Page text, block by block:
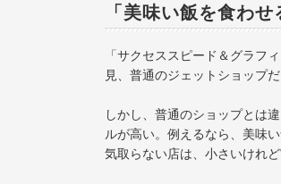
「美味い飯を食わ
「サクセススピード＆グラフ
見、普通のジェットショップ
しかし、普通のショップとは
ルが高い。例えるなら、美味
気取らない店は、小さいけれ